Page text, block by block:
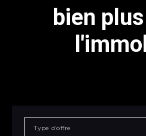
bien
Type d'offre